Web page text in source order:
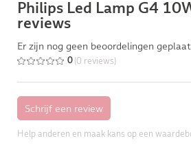
Philips Led Lamp G4
reviews
Er zijn nog geen beoordelingen
0 (0 reviews)
Help anderen en maak kans op een